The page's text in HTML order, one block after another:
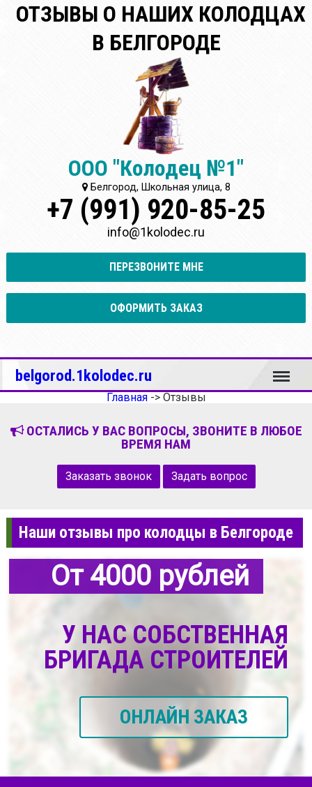
ОТЗЫВЫ О НАШИХ КОЛОДЦАХ
В БЕЛГОРОДЕ
ООО "Колодец №1"
Белгород, Школьная улица, 8
+7 (991) 920-85-25
info@1kolodec.ru
ПЕРЕЗВОНИТЕ МНЕ
ОФОРМИТЬ ЗАКАЗ
belgorod.1kolodec.ru Меню
Главная-> Отзывы
ОСТАЛИСЬ У ВАС ВОПРОСЫ, ЗВОНИТЕ В ЛЮБОЕ
ВРЕМЯ НАМ
Заказать звонок Задать вопрос
Наши отзывы про колодцы в Белгороде
От 4000 рублей
У НАС СОБСТВЕННАЯ
БРИГАДА СТРОИТЕЛЕЙ
ОНЛАЙН ЗАКАЗ